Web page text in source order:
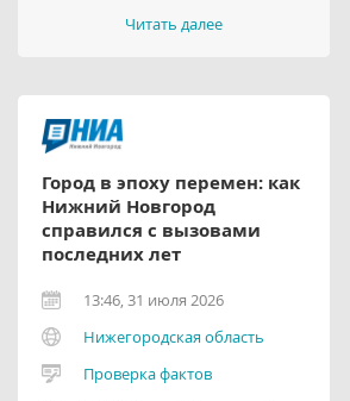
Читать далее
Город в эпоху перемен: как
Нижний Новгород
справился с вызовами
последних лет
13:46, 31 июля 2026
Нижегородская область
Проверка фактов